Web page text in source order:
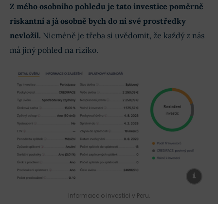
Z mého osobního pohledu je tato investice poměrně
riskantní a já osobně bych do ní své prostředky
nevložil. Nicméně je třeba si uvědomit, že každý z nás
má jiný pohled na riziko.
Informace o investici v Peru.